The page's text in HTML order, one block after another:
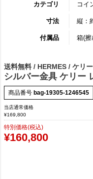
カテゴリ コイ
寸法 縦：
付属品 箱(擦
送料無料 / HERMES / ケリー
シルバー金具 ケリー
商品番号 bag-19305-1246545
当店通常価格
¥169,800
特別価格(税込)
¥160,800